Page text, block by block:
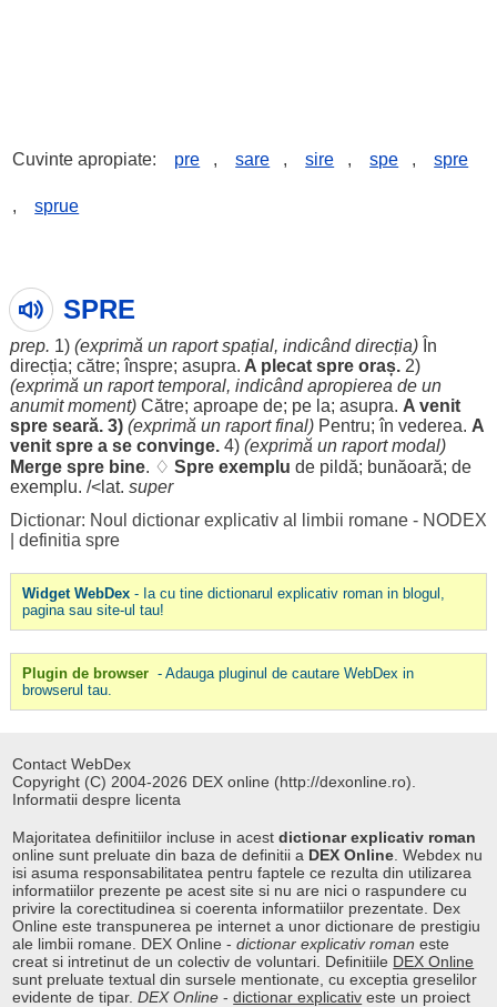
Cuvinte apropiate: pre , sare , sire , spe , spre
, sprue
SPRE
prep. 1) (exprimă un raport spațial, indicând direcția)În
direcția; către;înspre; asupra. A plecatspre oraș.2)
(exprimă un raport temporal, indicândapropierea de un
anumit moment) Către; aproapede; pe la; asupra. A venit
spre seară. 3) (exprimă un raport final) Pentru; în vederea. A
venitspre a se convinge.4) (exprimă un raport modal)
Mergespre bine. ♢ Spre exemplu de pildă; bunăoară; de
exemplu. /<lat. super
Dictionar: Noul dictionar explicativ al limbii romane - NODEX
definitia spre
Widget WebDex- Ia cu tine dictionarul explicativ roman in blogul,
pagina sau site-ul tau!
Plugin de browser - Adauga pluginul de cautare WebDex in
browserul tau.
Contact WebDex
Copyright (C) 2004-2026 DEX online (http://dexonline.ro).
Informatii despre licenta
Majoritatea definitiilor incluse in acestdictionar explicativ roman
online sunt preluate din baza de definitii a DEX Online . Webdex nu
isi asuma responsabilitatea pentru faptele ce rezulta din utilizarea
informatiilor prezente pe acest site si nu are nici o raspundere cu
privire la corectitudinea si coerenta informatiilor prezentate. Dex
Online este transpunerea pe internet a unor dictionare de prestigiu
ale limbii romane. DEX Online -dictionar explicativ roman este
creat si intretinut de un colectiv de voluntari. Definitiile DEX Online
sunt preluate textual din sursele mentionate, cu exceptia greselilor
evidente de tipar.DEX Online -dictionar explicativ este un proiect